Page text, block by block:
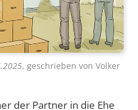
, geschrieben von Volker
der Partner in die Ehe